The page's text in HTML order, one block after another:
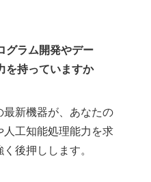
グラム開発やデー
を持っていますか
新機器が、あなたの
人工知能処理能力を求
後押しします。